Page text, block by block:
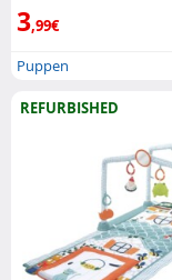
3,99€
Puppen
REFURBISHED